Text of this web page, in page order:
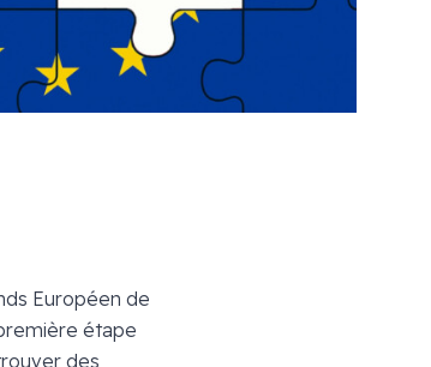
Européen de
étape
des